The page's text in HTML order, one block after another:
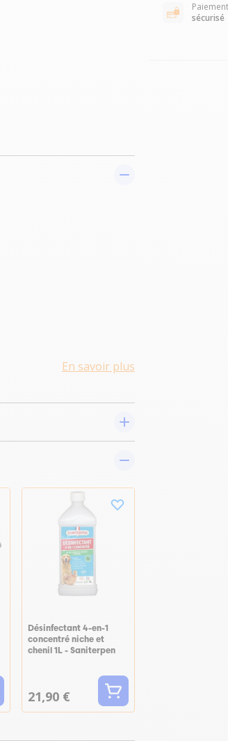
Paiement
sécurisé
En savoir plus
Désinfectant 4-en-1
concentré niche et
chenil 1L - Saniterpen
21,90 €